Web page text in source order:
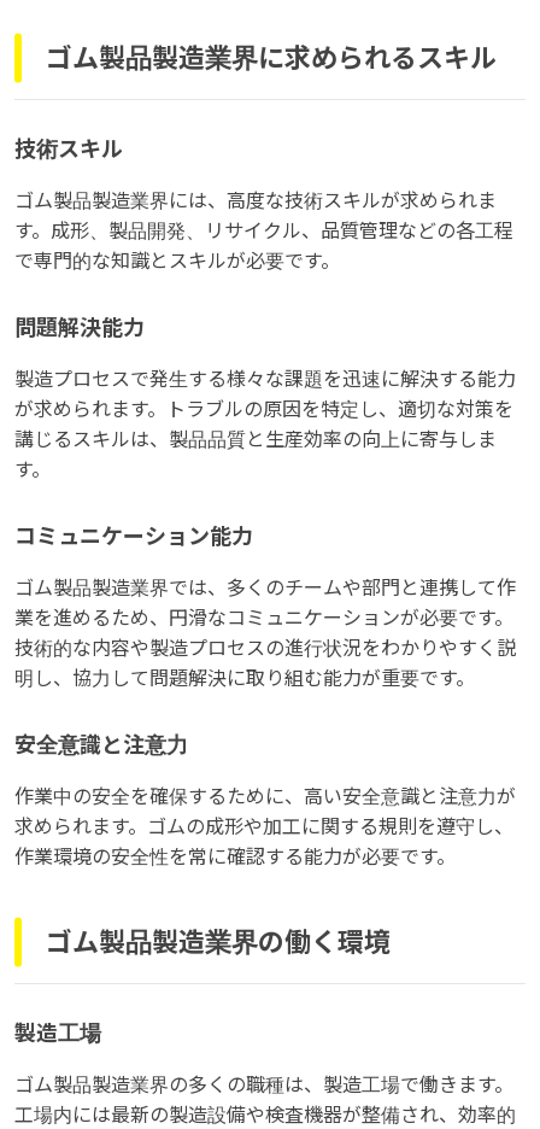
ゴム製品製造業界に求められるスキル
技術スキル
ゴム製品製造業界には、高度な技術スキルが求められま
す。成形、製品開発、リサイクル、品質管理などの各工程
で専門的な知識とスキルが必要です。
問題解決能力
製造プロセスで発生する様々な課題を迅速に解決する能力
が求められます。トラブルの原因を特定し、適切な対策を
講じるスキルは、製品品質と生産効率の向上に寄与しま
す。
コミュニケーション能力
ゴム製品製造業界では、多くのチームや部門と連携して作
業を進めるため、円滑なコミュニケーションが必要です。
技術的な内容や製造プロセスの進行状況をわかりやすく説
明し、協力して問題解決に取り組む能力が重要です。
安全意識と注意力
作業中の安全を確保するために、高い安全意識と注意力が
求められます。ゴムの成形や加工に関する規則を遵守し、
作業環境の安全性を常に確認する能力が必要です。
ゴム製品製造業界の働く環境
製造工場
ゴム製品製造業界の多くの職種は、製造工場で働きます。
工場内には最新の製造設備や検査機器が整備され、効率的